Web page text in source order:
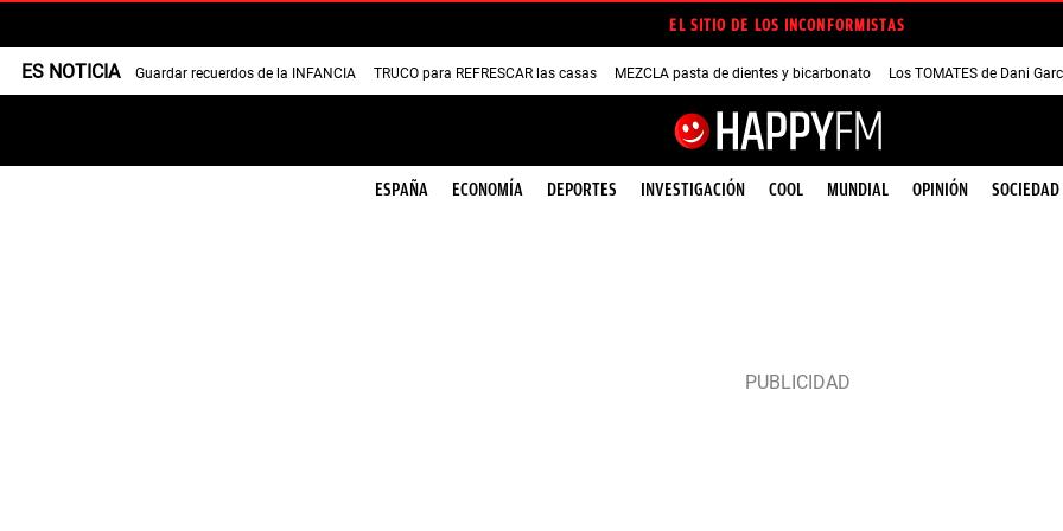
EL SITIO DE LOS INCONFORMISTAS
ES NOTICIA Guardar recuerdos de la INFANCIA TRUCO para REFRESCAR las casas MEZCLA pasta de dientes y bicarbonato Los TOMATES de Dani
ESPAÑA ECONOMÍA DEPORTES INVESTIGACIÓN COOL MUNDIAL OPINIÓN SOCIEDAD